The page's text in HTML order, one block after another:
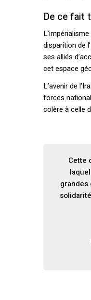
De ce fait
disparition de
ses alliés
cet espace
L’avenir de
forces
colère à celle
Cette
grandes